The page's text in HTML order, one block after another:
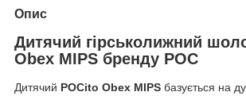
Опис
Дитячий гірськолижний
Obex MIPS бренду POC
Дитячий POCito Obex MIPS базується на